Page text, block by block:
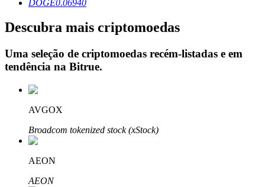
Investimento Automático
DOGE0.06940
Descubra mais criptomoedas
Uma seleção de criptomoedas recém-listadas e em
tendência na Bitrue.
AVGOX
Broadcom tokenized stock (xStock)
AEON
AEON